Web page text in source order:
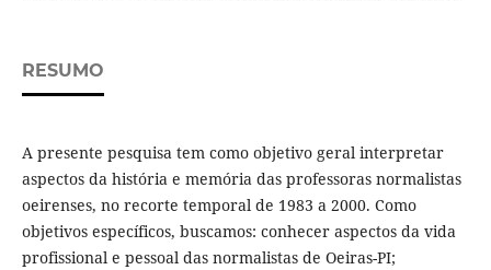
RESUMO
A presente pesquisa tem como objetivo geral interpretar
aspectos da história e memória das professoras normalistas
oeirenses, no recorte temporal de 1983 a 2000. Como
objetivos específicos, buscamos: conhecer aspectos da vida
profissional e pessoal das normalistas de Oeiras-PI;